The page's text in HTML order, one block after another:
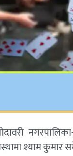
श्याम कुमार